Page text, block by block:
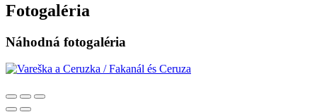
Fotogaléria
Náhodná fotogaléria